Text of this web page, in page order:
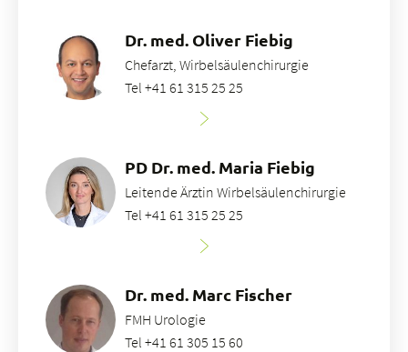
Dr. med. Oliver Fiebig
Chefarzt, Wirbelsäulenchirurgie
Tel +41 61 315 25 25
PD Dr. med. Maria Fiebig
Leitende Ärztin Wirbelsäulenchirurgie
Tel +41 61 315 25 25
Dr. med. Marc Fischer
FMH Urologie
Tel +41 61 305 15 60